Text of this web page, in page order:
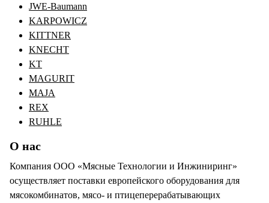
JWE-Baumann
KARPOWICZ
KITTNER
KNECHT
KT
MAGURIT
MAJA
REX
RUHLE
О нас
Компания ООО «Мясные Технологии и Инжиниринг»
осуществляет поставки европейского оборудования для
мясокомбинатов, мясо- и птицеперерабатывающих